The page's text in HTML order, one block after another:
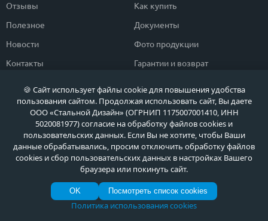
Отзывы
Полезное
Новости
Контакты
Как купить
Документы
Фото продукции
Гарантии и возврат
Каталог дверей
Двери со скидкой
Популярные двери
Быстрый подбор двери
Двери класса ЭКОНОМ
Двери в дом
Парадные двери
Двери в квартиру
Тамбурные двери
Противопожарные двери
🍪 Сайт использует файлы cookie для повышения удобства
пользования сайтом. Продолжая использовать сайт, Вы даете
ООО «Стальной Дизайн» (ОГРНИП 1175007001410, ИНН
5020081977) согласие на обработку файлов cookies и
пользовательских данных. Если Вы не хотите, чтобы Ваши
данные обрабатывались, просим отключить обработку файлов
cookies и сбор пользовательских данных в настройках Вашего
браузера или покинуть сайт.
OK Посмотреть список cookies
Политика использования cookies